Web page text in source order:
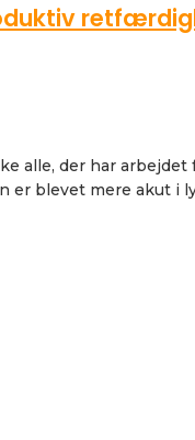
alle, der har
er blevet mere akut i